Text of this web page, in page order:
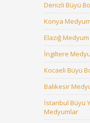
Denizli Büyü
Konya
Elazığ
İngiltere
Kocaeli Büyü
Balıkesir
İstanbul Büyü
Medyumlar